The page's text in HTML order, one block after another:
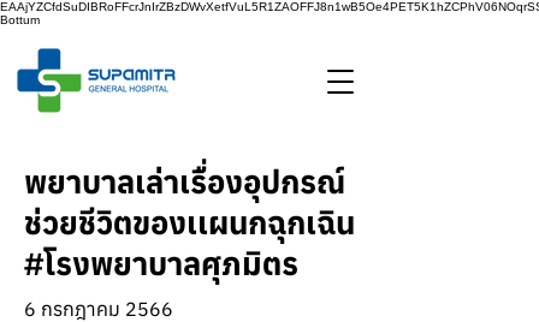
Bottum
พยาบาลเล่าเรื่องอุปกรณ์
ช่วยชีวิตของเเผนกฉุกเฉิน
#โรงพยาบาลศุภมิตร
6 กรกฎาคม 2566